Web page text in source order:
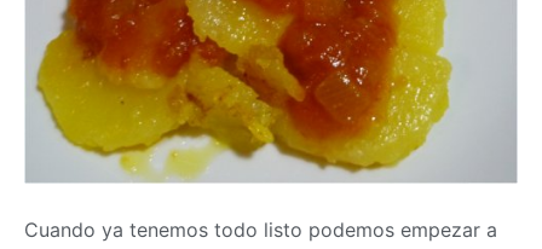
Cuando ya tenemos todo listo podemos empezar a